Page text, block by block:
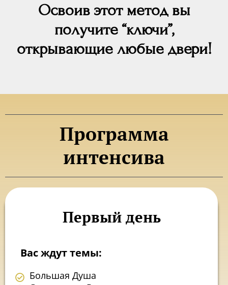
Освоив этот метод вы
получите “ключи”,
открывающие любые двери!
Программа
интенсива
Первый день
Вас ждут темы:
Большая Душа